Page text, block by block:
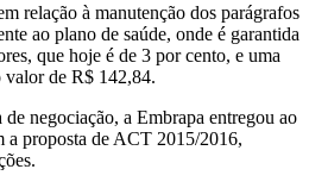
relação à manutenção dos parágrafos
ao plano de saúde, onde é garantida
que hoje é de 3 por cento, e uma
valor de R$ 142,84.
negociação, a Embrapa entregou ao
proposta de ACT 2015/2016,